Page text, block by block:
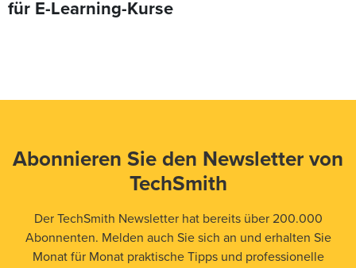
für E-Learning-Kurse
Abonnieren Sie den Newsletter von
TechSmith
Der TechSmith Newsletter hat bereits über 200.000
Abonnenten. Melden auch Sie sich an und erhalten Sie
Monat für Monat praktische Tipps und professionelle